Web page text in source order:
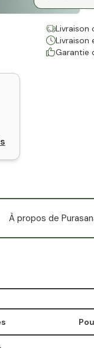
Livraison
Garantie
À propos de